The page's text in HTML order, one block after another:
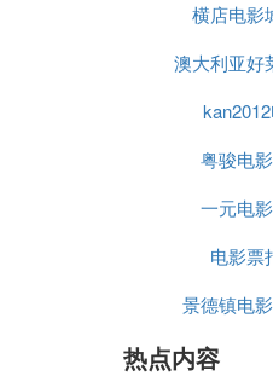
4、时光网
时光网是由
票，还提供全
5、网络糯米
网上订票什么
1、铁路
2、同程旅行
后，随时都
车票。
3、飞猪旅行，
横店电影
澳大利亚好
粤骏电
一元电
电影票
景德镇电
热点内容